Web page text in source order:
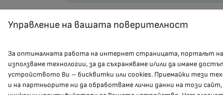
Управление на вашата поверителност
За оптималната работа на интернет страницата, порталът
използваме технологии, за да съхраняваме и/или да имаме
устройството Ви – бисквитки или cookies. Приемайки тези
и на партньорите ни да обработваме лични данни на този